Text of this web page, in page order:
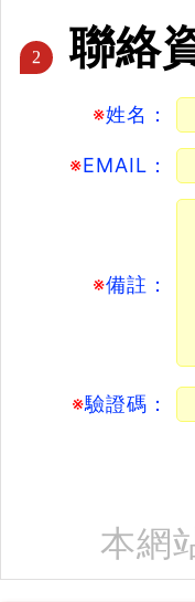
2 聯絡
※姓名：
※EMAIL：
※備註：
※驗證碼：
本網